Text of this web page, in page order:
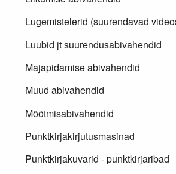
Lugemistelerid (suurendavad
Luubid jt suurendusabivahendid
Majapidamise abivahendid
Muud abivahendid
Mõõtmisabivahendid
Punktkirjakirjutusmasinad
Punktkirjakuvarid - punktkirjaribad